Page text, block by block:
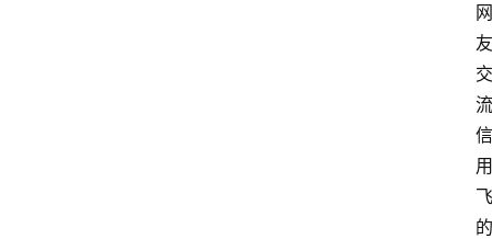
网
友
交
流
信
用
飞
的